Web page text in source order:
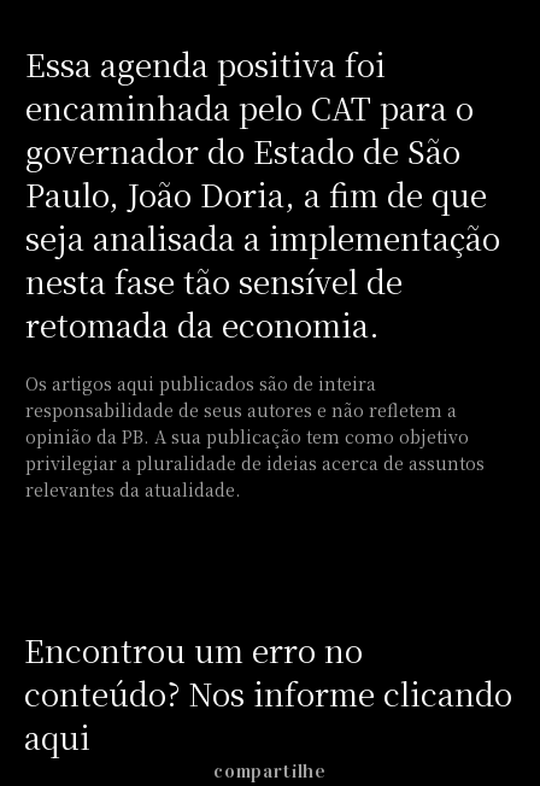
Essa agenda positiva foi
encaminhada pelo CAT para o
governador do Estado de São
Paulo, João Doria, a fim de que
seja analisada a implementação
nesta fase tão sensível de
retomada da economia.
Os artigos aqui publicados são de inteira
responsabilidade de seus autores e não refletem a
opinião da PB. A sua publicação tem como objetivo
privilegiar a pluralidade de ideias acerca de assuntos
relevantes da atualidade.
Encontrou um erro no
conteúdo? Nos informe clicando
aqui
compartilhe